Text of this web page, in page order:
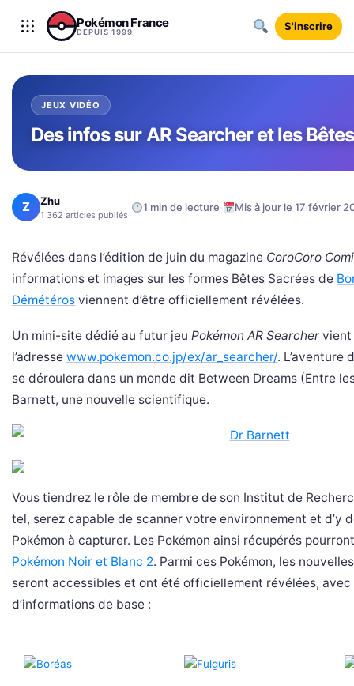
Aller au contenu
Pokémon France
DEPUIS 1999 S'inscrire
JEUX VIDÉO
Des infos sur AR Searcher et les
Z Zhu
1 362 articles publiés · 1 min de lecture· Mis à jour le 17 février
Révélées dans l’édition de juin du magazine CoroCoro
informations et images sur les formes Bêtes Sacrées de
Démétéros viennent d’être officiellement révélées.
Un mini-site dédié au futur jeu Pokémon AR Searcher vient
l’adresse www.pokemon.co.jp/ex/ar_searcher/. L’aventure
se déroulera dans un monde dit Between Dreams (Entre
Barnett, une nouvelle scientifique.
Vous tiendrez le rôle de membre de son Institut de
tel, serez capable de scanner votre environnement et d’y
Pokémon à capturer. Les Pokémon ainsi récupérés
Pokémon Noir et Blanc 2. Parmi ces Pokémon, les
seront accessibles et ont été officiellement révélées, avec
d’informations de base :